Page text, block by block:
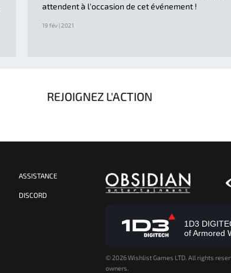
attendent à l'occasion de cet événement !
19 fév | 2021
REJOIGNEZ L'ACTION
ASSISTANCE
DISCORD
1D3
of Armored
© 2026 Wishlist Games LTD. All rights
owners.